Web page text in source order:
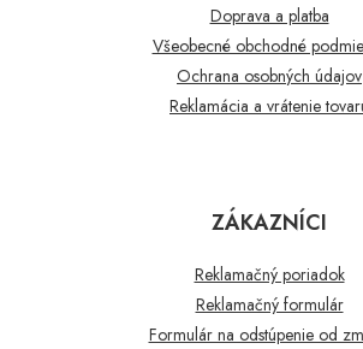
Doprava a platba
Všeobecné obchodné
Ochrana osobných údajov
Reklamácia a vrátenie
ZÁKAZNÍCI
Reklamačný poriadok
Reklamačný formulár
Formulár na odstúpenie od